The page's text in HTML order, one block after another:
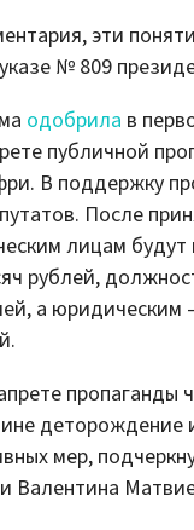
эти
№ 809
одобрила в
публичной
В поддержку
После
лицам будут
рублей,
а юридическим
пропаганды
деторождение
мер,
Валентина